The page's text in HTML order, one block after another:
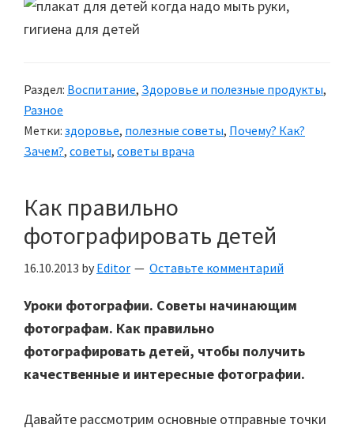
Раздел: Воспитание, Здоровье и полезные продукты,
Разное
Метки: здоровье, полезные советы, Почему? Как?
Зачем?, советы, советы врача
Как правильно
фотографировать детей
16.10.2013 by Editor Оставьте комментарий
Уроки фотографии. Советы начинающим
фотографам. Как правильно
фотографировать детей, чтобы получить
качественные и интересные фотографии.
Давайте рассмотрим основные отправные точки